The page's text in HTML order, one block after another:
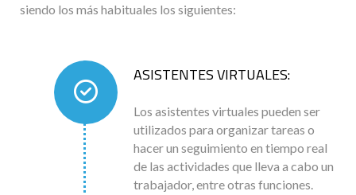
siendo los más habituales los siguientes:
ASISTENTES VIRTUALES:
Los asistentes virtuales pueden ser
utilizados para organizar tareas o
hacer un seguimiento en tiempo real
de las actividades que lleva a cabo un
trabajador, entre otras funciones.